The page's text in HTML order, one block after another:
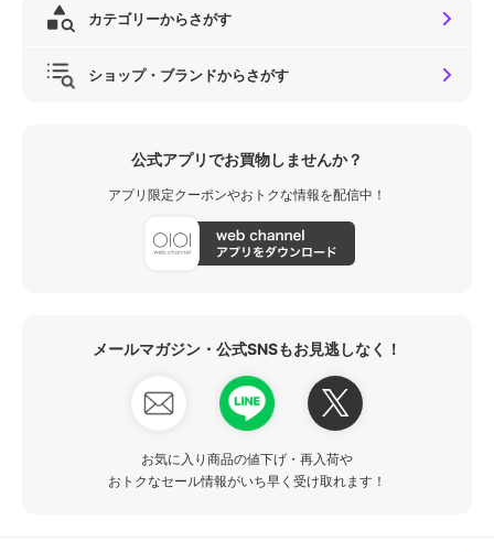
カテゴリーからさがす
ショップ・ブランドからさがす
公式アプリでお買物しませんか？
アプリ限定クーポンやおトクな情報を配信中！
メールマガジン・公式SNSもお見逃しなく！
お気に入り商品の値下げ・再入荷や
おトクなセール情報がいち早く受け取れます！